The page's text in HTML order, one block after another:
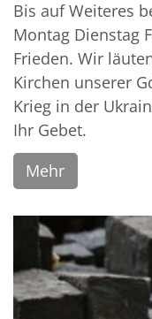
Bis auf Weiteres
Montag Dienstag
Frieden. Wir
Kirchen unserer
Krieg in der
Ihr Gebet.
Mehr